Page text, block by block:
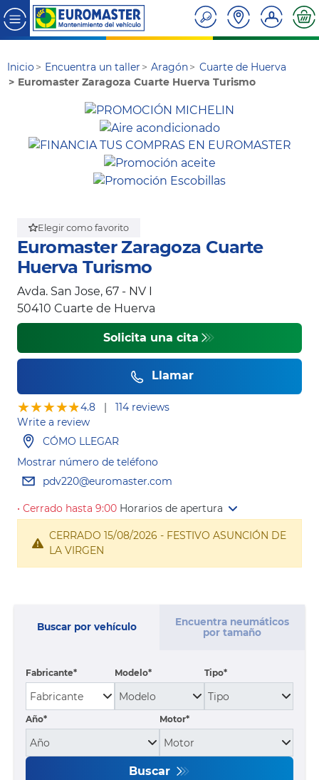
Inicio Encuentra un taller Aragón
Cuarte de Huerva
Euromaster Zaragoza Cuarte Huerva Turismo
Elegir como favorito
Euromaster Zaragoza Cuarte
Huerva Turismo
Avda. San Jose, 67 - NV I
50410 Cuarte de Huerva
Solicita una cita
Llamar
★★★★★
★★★★★4.8 |114 reviews
Write a review
CÓMO LLEGAR
Mostrar número de teléfono
pdv220@euromaster.com
• Cerrado hasta 9:00 Horarios de apertura
CERRADO 15/08/2026 - FESTIVO ASUNCIÓN DE
LA VIRGEN
Buscar por vehículo
Encuentra neumáticos
por tamaño
Fabricante Modelo Tipo
Año* Motor*
Buscar